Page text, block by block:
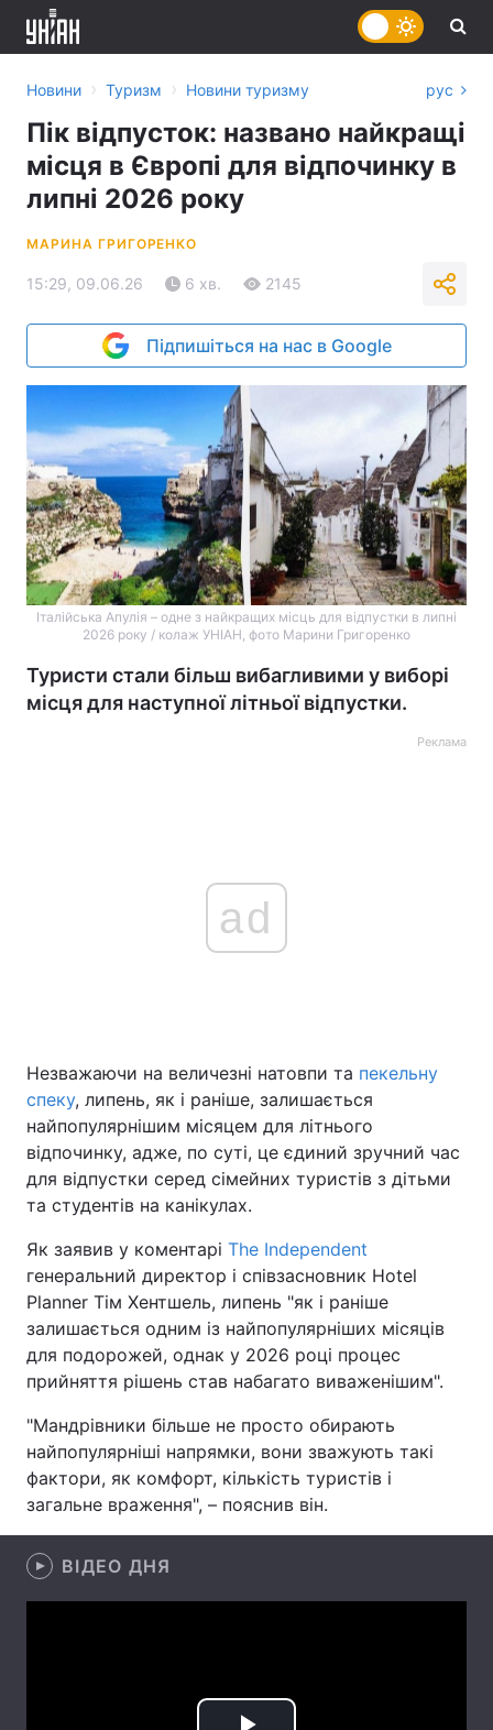
Головна Війна
Україна Політика
Економіка Світ
Техно і зв'язок Лайт
Зброя Інциденти
Здоров'я Туризм
Цікавинки Погода
Екологія Регіони
Лонгріди
Відео з Youtube
Новини › Туризм › Новини туризму рус
Пік відпусток: названо найкращі
місця в Європі для відпочинку в
липні 2026 року
МАРИНА ГРИГОРЕНКО
15:29, 09.06.26 6 хв. 2145
Підпишіться на нас в Google
Італійська Апулія – одне з найкращих місць для відпустки в липні
2026 року / колаж УНІАН, фото Марини Григоренко
Туристи стали більш вибагливими у виборі
місця для наступної літньої відпустки.
Реклама
ad
Незважаючи на величезні натовпи та пекельну
спеку, липень, як і раніше, залишається
найпопулярнішим місяцем для літнього
відпочинку, адже, по суті, це єдиний зручний час
для відпустки серед сімейних туристів з дітьми
та студентів на канікулах.
Як заявив у коментарі The Independent
генеральний директор і співзасновник Hotel
Planner Тім Хентшель, липень "як і раніше
залишається одним із найпопулярніших місяців
для подорожей, однак у 2026 році процес
прийняття рішень став набагато виваженішим".
"Мандрівники більше не просто обирають
найпопулярніші напрямки, вони зважують такі
фактори, як комфорт, кількість туристів і
загальне враження", – пояснив він.
ВІДЕО ДНЯ